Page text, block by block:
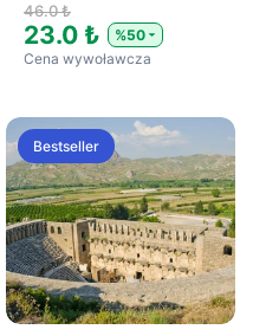
46.0 ₺
23.0 ₺
%50
Cena wywoławcza
Bestseller